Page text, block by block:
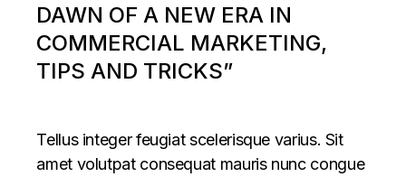
DAWN OF A NEW ERA IN
COMMERCIAL MARKETING,
TIPS AND TRICKS”
Tellus integer feugiat scelerisque varius. Sit
amet volutpat consequat mauris nunc congue